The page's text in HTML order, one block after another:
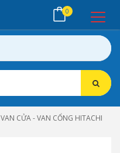
0
VAN CỬA - VAN CỔNG HITACHI